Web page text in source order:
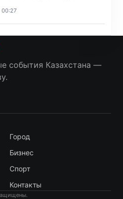
федерации хоккея
00:27
события Казахстана —
Город
Бизнес
Спорт
Контакты